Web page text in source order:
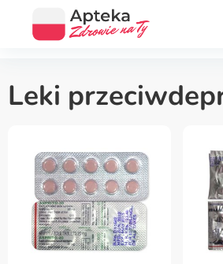
Leki